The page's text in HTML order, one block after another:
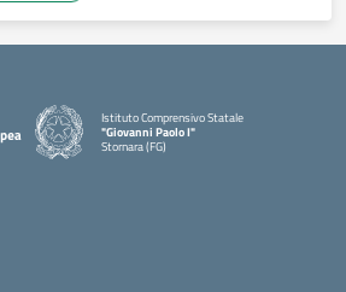
Istituto Comprensivo Statale
"Giovanni Paolo I"
Stornara (FG)